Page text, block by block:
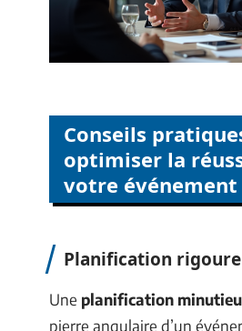
Conseils
optimiser la
votre événement
Planification
Une planification
pierre angulaire d’un